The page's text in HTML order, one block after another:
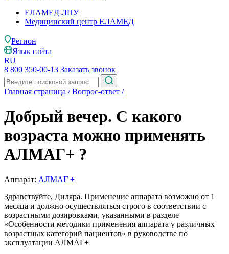
ЕЛАМЕД ЛПУ
Медицинский центр ЕЛАМЕД
Регион
Язык сайта
RU
8 800 350-00-13 Заказать звонок
Главная страница /Вопрос-ответ /
Добрый вечер. С какого
возраста можно применять
АЛМАГ+ ?
Аппарат: АЛМАГ +
Здравствуйте, Диляра. Применение аппарата возможно от 1
месяца и должно осуществляться строго в соответствии с
возрастными дозировками, указанными в разделе
«Особенности методики применения аппарата у различных
возрастных категорий пациентов» в руководстве по
эксплуатации АЛМАГ+